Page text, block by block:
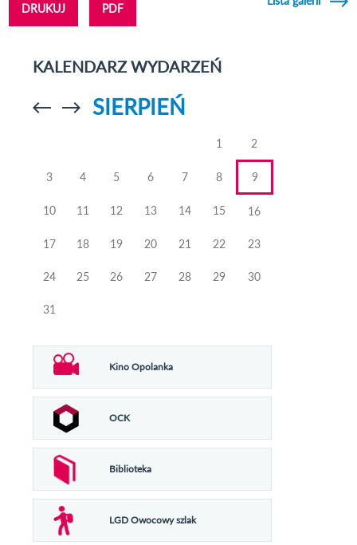
DRUKUJ PDF
KALENDARZ WYDARZEŃ
Przejdź doPrzejdź do
SIERPIEŃ
1 2
3 4 5 6 7 8 9
10 11 12 13 14 15 16
17 18 19 20 21 22 23
24 25 26 27 28 29 30
31
Kino Opolanka
OCK
Biblioteka
LGD Owocowy szlak